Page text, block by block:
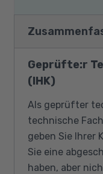
Geprüfte:r
(IHK)
Als geprüfter
technische
geben Sie Ihrer
Sie eine
haben, aber